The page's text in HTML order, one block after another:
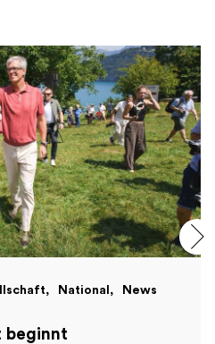
National News
beginnt